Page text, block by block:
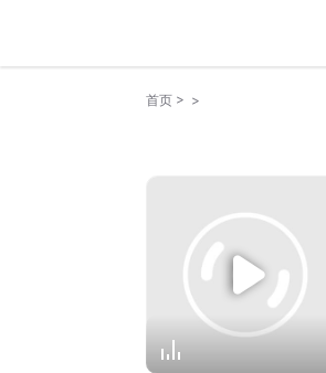
首页 > >